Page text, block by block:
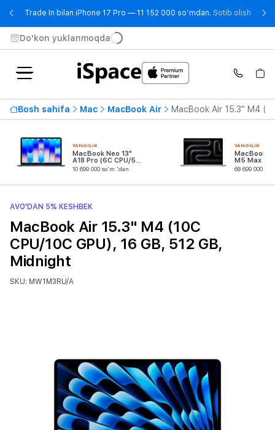
Trade In bilan iPhone 17 Pro — 11 152 000 so‘mdan. Sotib olish-
Do'kon yuklanmoqda
Bosh sahifa Mac MacBook Air MacBook Air 15.3" M4
YANGILIK
MacBook Neo 13"
A18 Pro (6C CPU/5C
GPU)
10 699 000 so'm 'dan
YANGILIK
MacBook
M5 Max
CPU/32C
68 699 000
AVO'DAN 5% KESHBEK
MacBook Air 15.3" M4 (10C
CPU/10C GPU), 16 GB, 512 GB,
Midnight
SKU: MW1M3RU/A